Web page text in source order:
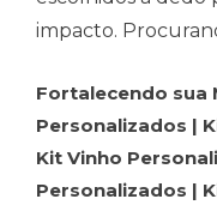
impacto.
Fortalecendo sua
Personalizados |
Kit Vinho
Personalizados |